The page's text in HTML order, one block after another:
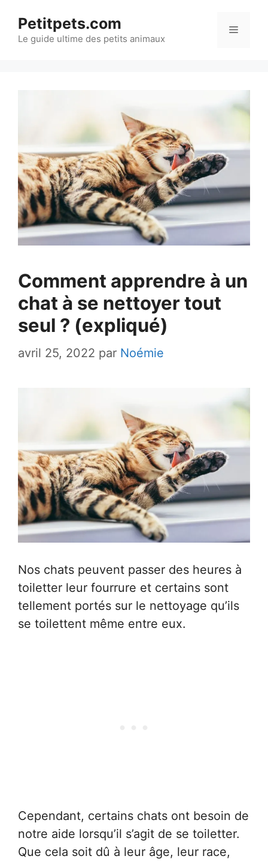
contenu
Petitpets.com
Le guide ultime des petits animaux
Menu
Comment apprendre à un
chat à se nettoyer tout
seul ? (expliqué)
avril 25, 2022 par Noémie
Nos chats peuvent passer des heures à
toiletter leur fourrure et certains sont
tellement portés sur le nettoyage qu’ils
se toilettent même entre eux.
Cependant, certains chats ont besoin de
notre aide lorsqu’il s’agit de se toiletter.
Que cela soit dû à leur âge, leur race,